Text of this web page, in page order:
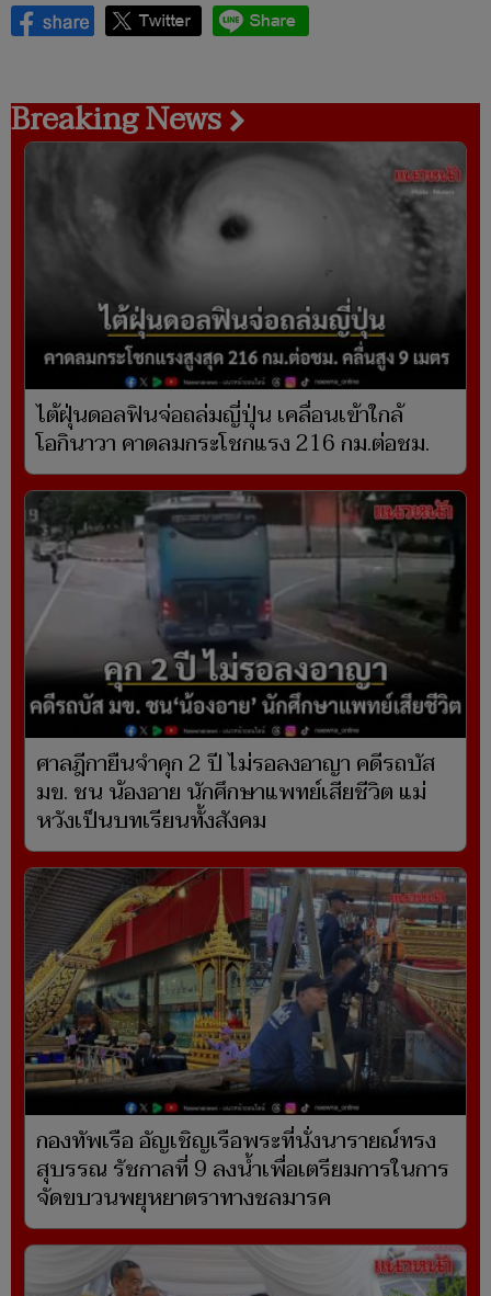
Breaking News
ไต้ฝุ่นดอลฟินจ่อถล่มญี่ปุ่น เคลื่อนเข้าใกล้
โอกินาวา คาดลมกระโชกแรง 216 กม.ต่อชม.
ศาลฎีกายืนจำคุก 2 ปี ไม่รอลงอาญา คดีรถบัส
มข. ชน น้องอาย นักศึกษาแพทย์เสียชีวิต แม่
หวังเป็นบทเรียนทั้งสังคม
กองทัพเรือ อัญเชิญเรือพระที่นั่งนารายณ์ทรง
สุบรรณ รัชกาลที่ 9 ลงน้ำเพื่อเตรียมการในการ
จัดขบวนพยุหยาตราทางชลมารค